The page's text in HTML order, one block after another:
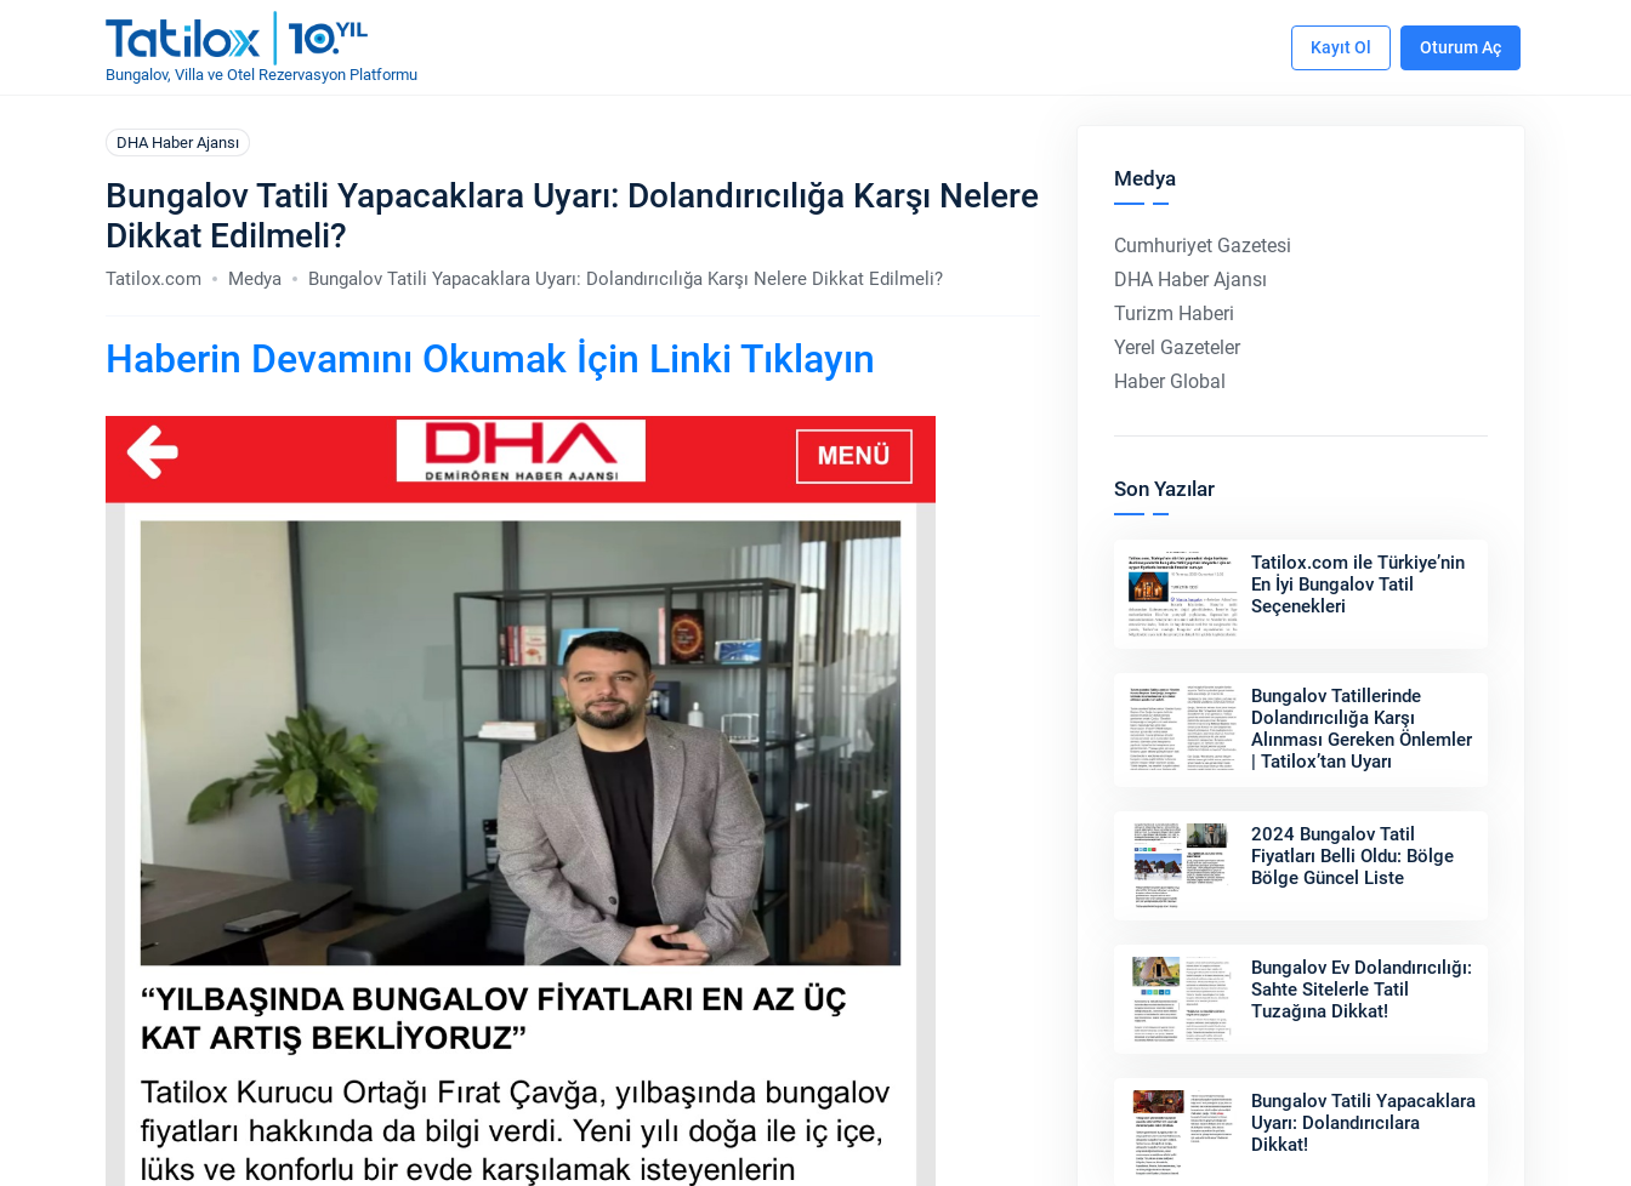
Bungalov, Villa ve Otel Rezervasyon Platformu
Kayıt Ol Oturum Aç
DHA Haber Ajansı
Bungalov Tatili Yapacaklara Uyarı: Dolandırıcılığa Karşı Nelere
Dikkat Edilmeli?
Tatilox.com Medya Bungalov Tatili Yapacaklara Uyarı: Dolandırıcılığa Karşı Nelere Dikkat Edilmeli?
Haberin Devamını Okumak İçin Linki Tıklayın
Medya
Cumhuriyet Gazetesi
DHA Haber Ajansı
Turizm Haberi
Yerel Gazeteler
Haber Global
Son Yazılar
Tatilox.com ile Türkiye’nin
En İyi Bungalov Tatil
Seçenekleri
Bungalov Tatillerinde
Dolandırıcılığa Karşı
Alınması Gereken Önlemler
| Tatilox’tan Uyarı
2024 Bungalov Tatil
Fiyatları Belli Oldu: Bölge
Bölge Güncel Liste
Bungalov Ev Dolandırıcılığı:
Sahte Sitelerle Tatil
Tuzağına Dikkat!
Bungalov Tatili Yapacaklara
Uyarı: Dolandırıcılara
Dikkat!